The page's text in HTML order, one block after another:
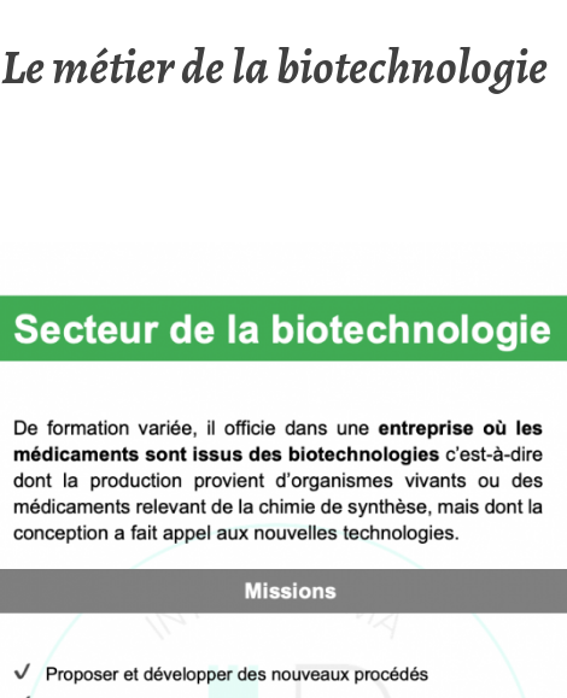
Le métier de la biotechnologie